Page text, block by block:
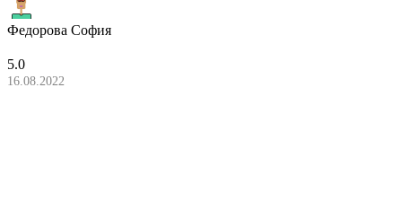
Федорова София
5.0
16.08.2022